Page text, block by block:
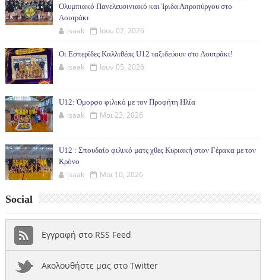
Ολυμπιακό Πανελευσινιακό και Ίριδα Απροπύργου στο
Λουτράκι
isaak Ιουν 07, 2026
Οι Εσπερίδες Καλλιθέας U12 ταξιδεύουν στο Λουτράκι!
isaak Ιουν 05, 2026
U12: Όμορφο φιλικό με τον Προφήτη Ηλία
isaak Μαι 23, 2026
U12 : Σπουδαίο φιλικό ματς χθες Κυριακή στον Γέρακα με τον
Κρόνο
isaak Μαι 10, 2026
Social
Εγγραφή στο RSS Feed
Ακολουθήστε μας στο Twitter